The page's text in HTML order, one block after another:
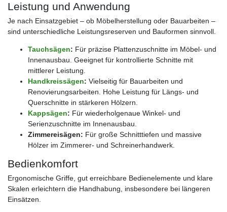
Leistung und Anwendung
Je nach Einsatzgebiet – ob Möbelherstellung oder Bauarbeiten –
sind unterschiedliche Leistungsreserven und Bauformen sinnvoll.
Tauchsägen: Für präzise Plattenzuschnitte im Möbel- und
Innenausbau. Geeignet für kontrollierte Schnitte mit
mittlerer Leistung.
Handkreissägen: Vielseitig für Bauarbeiten und
Renovierungsarbeiten. Hohe Leistung für Längs- und
Querschnitte in stärkeren Hölzern.
Kappsägen: Für wiederholgenaue Winkel- und
Serienzuschnitte im Innenausbau.
Zimmereisägen: Für große Schnitttiefen und massive
Hölzer im Zimmerer- und Schreinerhandwerk.
Bedienkomfort
Ergonomische Griffe, gut erreichbare Bedienelemente und klare
Skalen erleichtern die Handhabung, insbesondere bei längeren
Einsätzen.